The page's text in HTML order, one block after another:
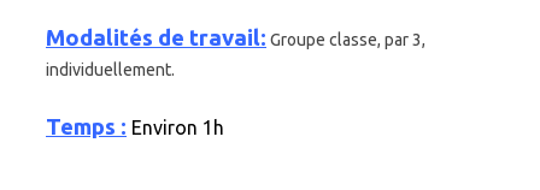
Modalités de travail: Groupe classe, par 3,
individuellement.
Temps : Environ 1h